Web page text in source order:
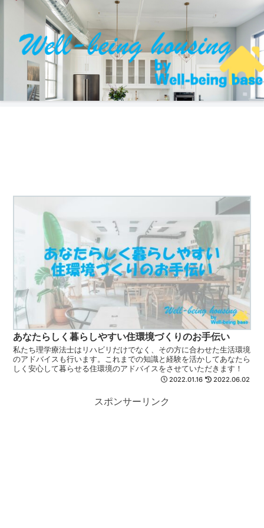
あなたらしく暮らしやすい住環境づくりのお手伝い
私たち理学療法士はリハビリだけでなく、その方に合わせた生活環境
のアドバイスも行います。これまでの知識と経験を活かしてあなたら
しく安心して暮らせる住環境のアドバイスをさせていただきます！
2022.01.16 2022.06.02
スポンサーリンク